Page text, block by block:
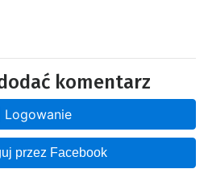
komentarz
przez Facebook